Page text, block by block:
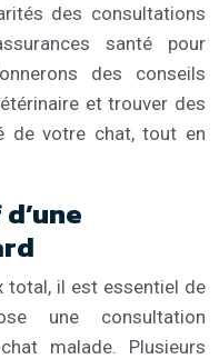
des consultations
santé pour
des conseils
et trouver des
de votre chat, tout en
total, il est essentiel de
une consultation
malade. Plusieurs